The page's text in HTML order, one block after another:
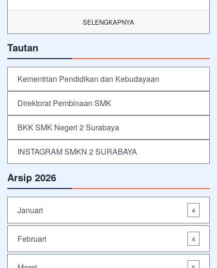
SELENGKAPNYA
Tautan
Kementrian Pendidikan dan Kebudayaan
Direktorat Pembinaan SMK
BKK SMK Negeri 2 Surabaya
INSTAGRAM SMKN 2 SURABAYA
Arsip 2026
Januari 4
Februari 4